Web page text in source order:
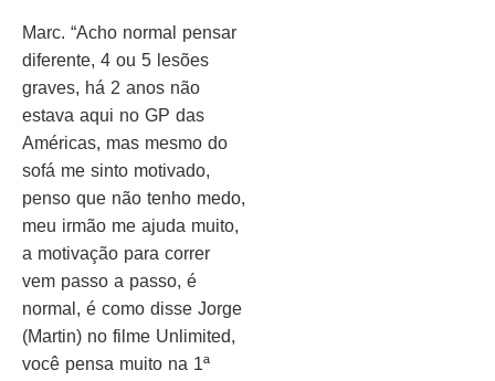
Marc. “Acho normal pensar
diferente, 4 ou 5 lesões
graves, há 2 anos não
estava aqui no GP das
Américas, mas mesmo do
sofá me sinto motivado,
penso que não tenho medo,
meu irmão me ajuda muito,
a motivação para correr
vem passo a passo, é
normal, é como disse Jorge
(Martin) no filme Unlimited,
você pensa muito na 1ª